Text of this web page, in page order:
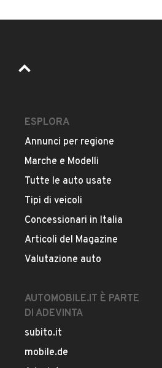
ESPLORA
Annunci per regione
Marche e Modelli
Tutte le auto usate
Tipi di veicoli
Concessionari in Italia
Articoli del Magazine
Valutazione auto
AUTOMOBILE.IT È PARTE
DI ADEVINTA
subito.it
mobile.de